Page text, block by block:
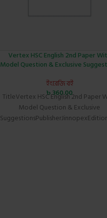
Vertex HSC English 2nd Paper
Model Question & Exclusive
ইংরেজি বই
৳360.00
TitleVertex HSC English 2nd Paper
Model Question & Exclusive